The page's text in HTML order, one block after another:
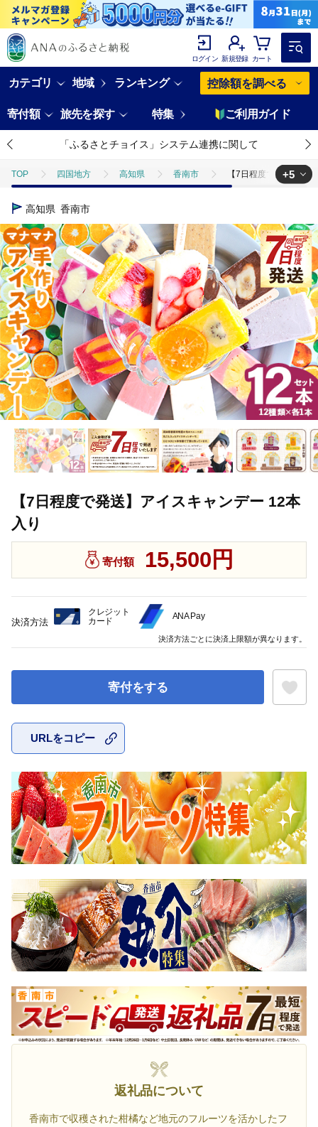
ログイン 新規登録 カート
カテゴリ 地域 ランキング 控除額を調べる
寄付額 旅先を探す 特集 ご利用ガイド
「ふるさとチョイス」システム連携に関して
TOP 四国地方 高知県 香南市 【7日程度で発送】ア
TOP
TOP フルーツ マンゴー 【7日程度で発送】アイスキャンデ
TOP フルーツ みかん・かんきつ類 【7日程度で発送】アイ
TOP フルーツ フルーツセット 【7日程度で発送】アイスキ
TOP フルーツ ほかのフルーツ 【7日程度で発送】アイスキ
+5
高知県 香南市
【7日程度で発送】アイスキャンデー 12本
入り
寄付額 15,500円
寄付をする
URLをコピー
返礼品について
香南市で収穫された柑橘など地元のフルーツを活かしたフ
決済方法
クレジット
カード
ANA Pay
決済方法ごとに決済上限額が異なります。